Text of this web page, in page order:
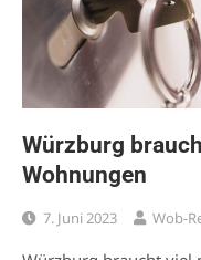
Würzburg
Wohnungen
7. Juni 2023 Wob-